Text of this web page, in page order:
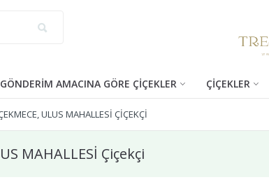
GÖNDERİM AMACINA GÖRE ÇİÇEKLER ÇİÇEKLER
ULUS MAHALLESİ ÇIÇEKÇI
MAHALLESİ Çiçekçi